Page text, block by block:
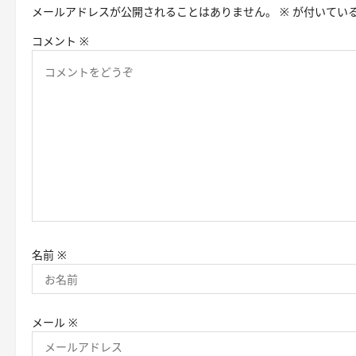
ョ
メールアドレスが公開されることはありません。 ※ が付いてい
コメント ※
名前 ※
メール ※